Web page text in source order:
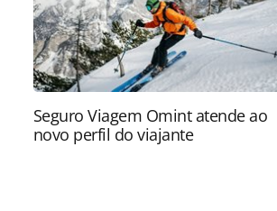
Seguro Viagem Omint atende ao
novo perfil do viajante